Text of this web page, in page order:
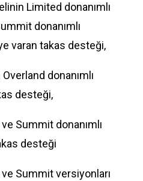
Limited donanımlı
donanımlı
varan takas desteği,
donanımlı
desteği,
Summit donanımlı
desteği
Summit versiyonları